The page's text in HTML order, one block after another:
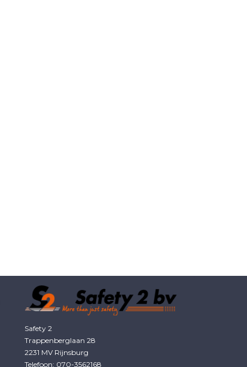
Safety 2
Trappenberglaan 28
2231 MV Rijnsburg
Telefoon: 070-3562168